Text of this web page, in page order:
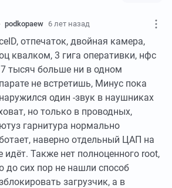
podkopaew 6 лет назад
отпечаток, двойная камера,
квалком, 3 гига оперативки, нфс
тысяч больше ни в одном
не встретишь, Минус пока
один -звук в наушниках
но только в проводных,
гарнитура нормально
наверно отдельный ЦАП на
идёт. Также нет полноценного root,
до сих пор не нашли способ
загрузчик, а в